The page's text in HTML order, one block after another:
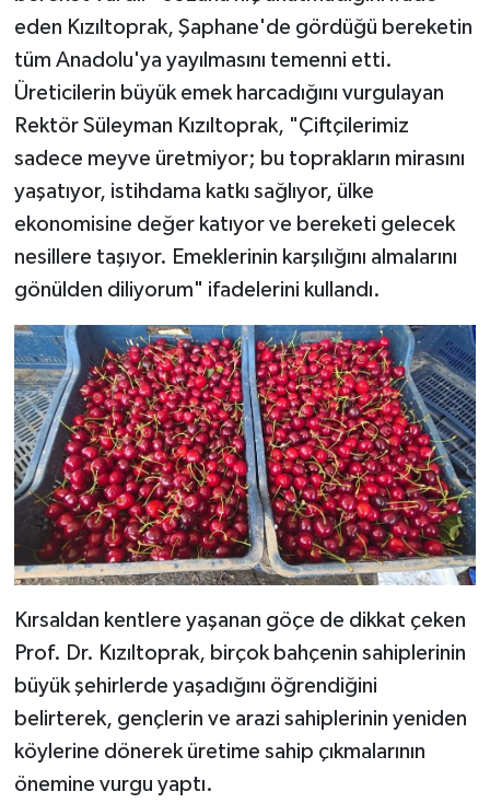
eden Kızıltoprak, Şaphane'de gördüğü bereketin
tüm Anadolu'ya yayılmasını temenni etti.
Üreticilerin büyük emek harcadığını vurgulayan
Rektör Süleyman Kızıltoprak, "Çiftçilerimiz
sadece meyve üretmiyor; bu toprakların mirasını
yaşatıyor, istihdama katkı sağlıyor, ülke
ekonomisine değer katıyor ve bereketi gelecek
nesillere taşıyor. Emeklerinin karşılığını almalarını
gönülden diliyorum" ifadelerini kullandı.
Kırsaldan kentlere yaşanan göçe de dikkat çeken
Prof. Dr. Kızıltoprak, birçok bahçenin sahiplerinin
büyük şehirlerde yaşadığını öğrendiğini
belirterek, gençlerin ve arazi sahiplerinin yeniden
köylerine dönerek üretime sahip çıkmalarının
önemine vurgu yaptı.